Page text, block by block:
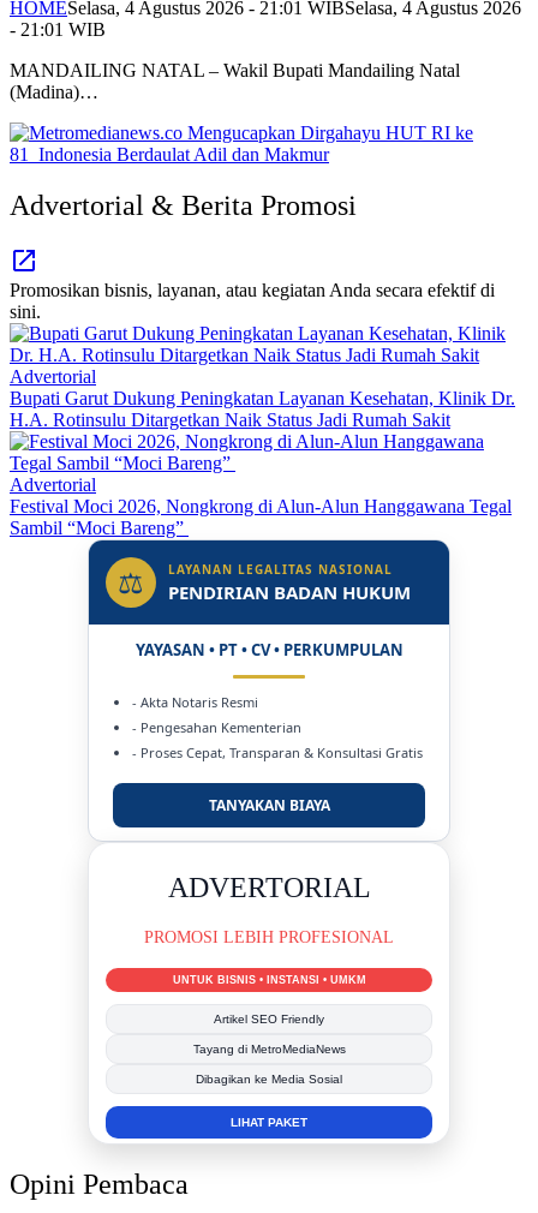
HOMESelasa, 4 Agustus 2026 - 21:01 WIBSelasa, 4 Agustus 2026
- 21:01 WIB
MANDAILING NATAL – Wakil Bupati Mandailing Natal
(Madina)…
Advertorial & Berita Promosi
Promosikan bisnis, layanan, atau kegiatan Anda secara efektif di
sini.
Advertorial
Bupati Garut Dukung Peningkatan Layanan Kesehatan, Klinik Dr.
H.A. Rotinsulu Ditargetkan Naik Status Jadi Rumah Sakit
Advertorial
Festival Moci 2026, Nongkrong di Alun-Alun Hanggawana Tegal
Sambil “Moci Bareng”
⚖ LAYANAN LEGALITAS NASIONAL
PENDIRIAN BADAN HUKUM
YAYASAN • PT • CV • PERKUMPULAN
- Akta Notaris Resmi
- Pengesahan Kementerian
- Proses Cepat, Transparan & Konsultasi Gratis
TANYAKAN BIAYA
DUKUNG KAMI
BERSAMA METROMEDIANEWS.CO
MEDIA INFORMASI TERPERCAYA
Publikasi Kegiatan
Berita Promosi
Tingkatkan Branding Anda
INFO SELENGKAPNYA
Opini Pembaca